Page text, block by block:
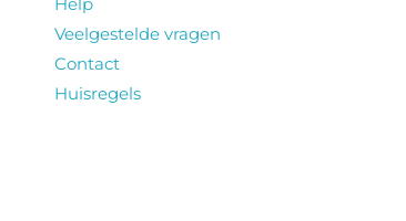
Veelgestelde vragen
Contact
Huisregels